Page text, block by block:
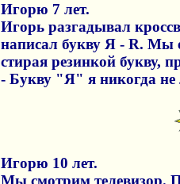
Игорю 7 лет.
Игорь разгадывал
написал букву Я - R. Мы
стирая резинкой букву,
- Букву "Я" я никогда
Игорю 10 лет.
Мы смотрим телевизор.